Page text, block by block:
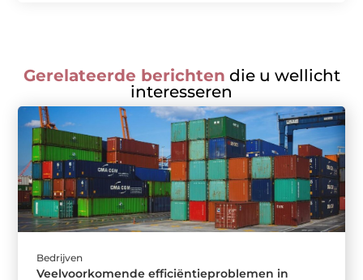
Gerelateerde berichten die u wellicht
interesseren
Bedrijven
Veelvoorkomende efficiëntieproblemen in